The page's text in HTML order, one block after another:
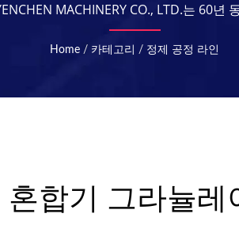
MACHINERY CO., LTD.는 60년
Home / 카테고리 / 정제 공정 라인
혼합기 그라뉼레